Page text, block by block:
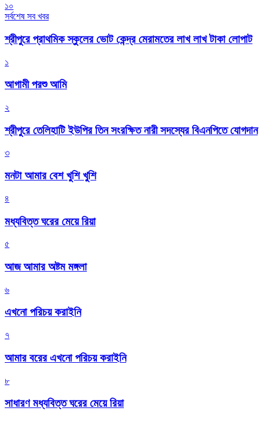
১০
সর্বশেষ সব খবর
শ্রীপুরে প্রাথমিক স্কুলের ভোট কেন্দ্র মেরামতের লাখ লাখ টাকা লোপাট
১
আগামী পরশু আমি
২
শ্রীপুরে তেলিহাটি ইউপির তিন সংরক্ষিত নারী সদস্যের বিএনপিতে যোগদান
৩
মনটা আমার বেশ খুশি খুশি
৪
মধ্যবিত্ত ঘরের মেয়ে রিয়া
৫
আজ আমার অষ্টম মঙ্গলা
৬
এখনো পরিচয় করাইনি
৭
আমার বরের এখনো পরিচয় করাইনি
৮
সাধারণ মধ্যবিত্ত ঘরের মেয়ে রিয়া